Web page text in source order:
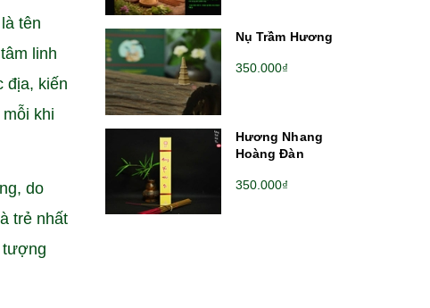
tên
linh
địa, kiến
khi
do
trẻ nhất
tượng
Nụ Trầm Hương
350.000₫
Hương Nhang
Hoàng Đàn
350.000₫